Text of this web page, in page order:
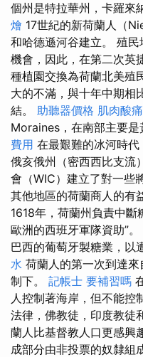
個州是特拉華州，卡羅來
燴 17世紀的新荷蘭人（
和哈德遜河谷建立。 殖
機會，因此，在第二次英
種植園交換為荷蘭北美殖
大的不滿，與十年中期相
結。 助聽器價格 肌肉酸痛
Moraines，在南部主要是
費用 在最艱難的冰河時
俄亥俄州（密西西比支流
會（WIC）建立了對一些
其他地區的荷蘭商人的有
1618年，荷蘭州負責中斷
歐洲的西班牙軍隊資助”。
巴西的葡萄牙製糖業，以
水 荷蘭人的第一次到達
制下。 記帳士 要補習嗎
人控制著海岸，但不能控
法律，佛教徒，印度教徒
蘭人比基督教人口更感興
成部分由非投票的奴隸組